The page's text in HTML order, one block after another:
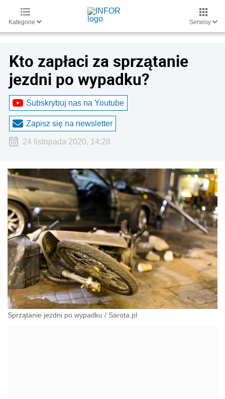
Kategorie Serwisy
Kto zapłaci za sprzątanie
jezdni po wypadku?
Subskrybuj nas na Youtube
Zapisz się na newsletter
24 listopada 2020, 14:28
Sprzątanie jezdni po wypadku / Sarota.pl